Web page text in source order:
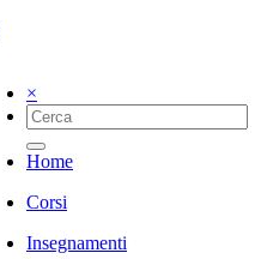
×
Home
Corsi
Insegnamenti